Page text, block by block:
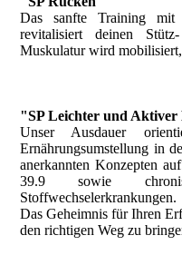
Das sanfte Training mit
revitalisiert deinen
Muskulatur wird
"SP Leichter und Aktiver
Unser Ausdauer
Ernährungsumstellung in
anerkannten Konzepten
39.9 sowie
Stoffwechselerkrankungen.
Das Geheimnis für Ihren
den richtigen Weg zu